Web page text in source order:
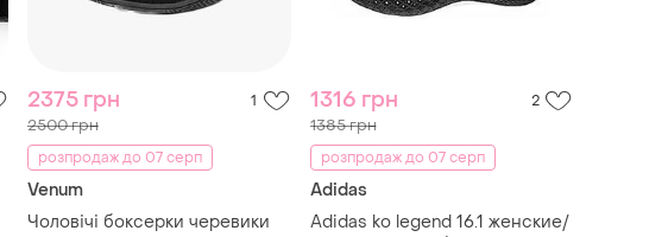
2375 грн 1
2500 грн
розпродаж до 07 серп
Venum
Чоловічі боксерки черевики
1316 грн 2
1385 грн
розпродаж до 07 серп
Adidas
Adidas ko legend 16.1 женские/